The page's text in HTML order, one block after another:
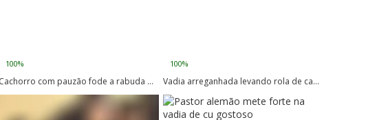
100%
Cachorro com pauzão fode a rabuda de buceta grande
100%
Vadia arreganhada levando rola de cachorro de quatro